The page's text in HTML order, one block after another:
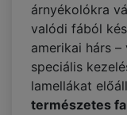
árnyékolókra
valódi fából
amerikai hárs
speciális
lamellákat
természetes